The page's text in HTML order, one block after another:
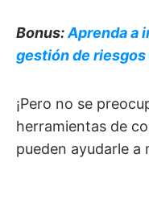
Bonus:Aprenda a
gestión de
¡Pero no se
herramientas de
pueden ayudarle